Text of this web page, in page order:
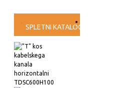
SPLETNI KATALOG